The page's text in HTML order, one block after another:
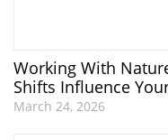
Working With
Shifts Influence
March 24, 2026